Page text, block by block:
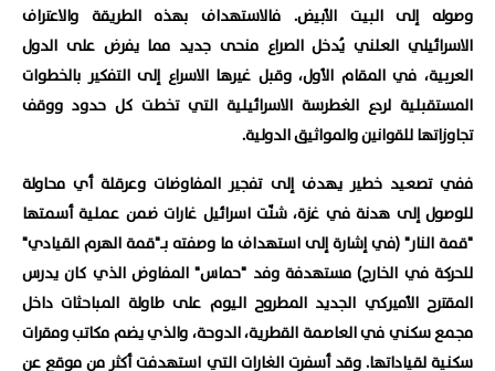
وصوله إلى البيت الأبيض. فالاستهداف بهذه الطريقة والاعتراف
الاسرائيلي العلني يُدخل الصراع منحى جديد مما يفرض على الدول
العربية، في المقام الأول، وقبل غيرها الاسراع إلى التفكير بالخطوات
المستقبلية لردع الغطرسة الاسرائيلية التي تخطت كل حدود ووقف
تجاوزاتها للقوانين والمواثيق الدولية.
ففي تصعيد خطير يهدف إلى تفجير المفاوضات وعرقلة أي محاولة
للوصول إلى هدنة في غزة، شنّت اسرائيل غارات ضمن عملية أسمتها
"قمة النار" (في إشارة إلى استهداف ما وصفته بـ"قمة الهرم القيادي"
للحركة في الخارج) مستهدفة وفد "حماس" المفاوض الذي كان يدرس
المقترح الأميركي الجديد المطروح اليوم على طاولة المباحثات داخل
مجمع سكني في العاصمة القطرية، الدوحة، والذي يضم مكاتب ومقرات
سكنية لقياداتها. وقد أسفرت الغارات التي استهدفت أكثر من موقع عن